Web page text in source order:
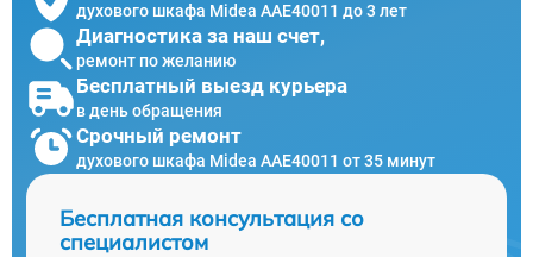
духового шкафа Midea AAE40011 до 3 лет
Диагностика за наш счет,
ремонт по желанию
Бесплатный выезд курьера
в день обращения
Срочный ремонт
духового шкафа Midea AAE40011 от 35 минут
Бесплатная консультация со
специалистом